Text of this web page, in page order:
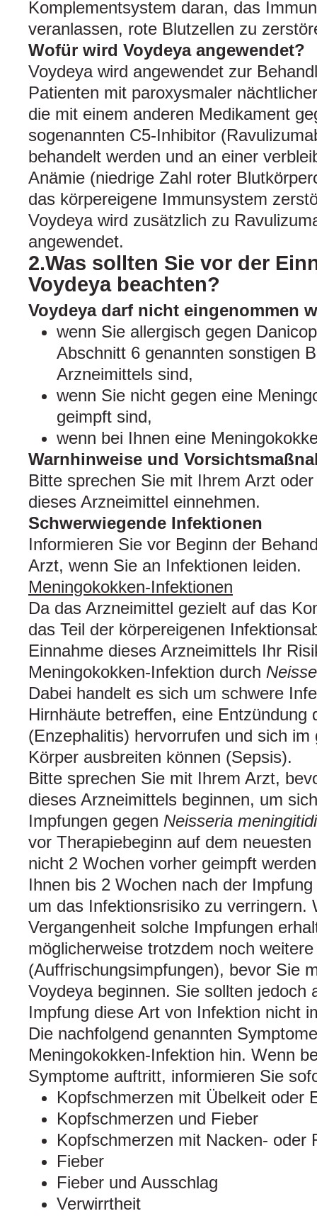
Komplementsystem daran, das
veranlassen, rote Blutzellen zu
Wofür wird Voydeya angewendet?
Voydeya wird angewendet zur
Patienten mit paroxysmaler
die mit einem anderen Medikament
sogenannten C5-Inhibitor
behandelt werden und an einer
Anämie (niedrige Zahl roter
das körpereigene Immunsystem
Voydeya wird zusätzlich zu
angewendet.
2.Was sollten Sie vor der
Voydeya beachten?
Voydeya darf nicht eingenommen
wenn Sie allergisch gegen
Abschnitt 6 genannten sonstigen
Arzneimittels sind,
wenn Sie nicht gegen eine
geimpft sind,
wenn bei Ihnen eine
Warnhinweise und
Bitte sprechen Sie mit Ihrem Arzt
dieses Arzneimittel einnehmen.
Schwerwiegende Infektionen
Informieren Sie vor Beginn der
Arzt, wenn Sie an Infektionen leiden.
Meningokokken-Infektionen
Da das Arzneimittel gezielt auf das
das Teil der körpereigenen
Einnahme dieses Arzneimittels Ihr
Meningokokken-Infektion durch
Dabei handelt es sich um schwere
Hirnhäute betreffen, eine Entzündung
(Enzephalitis) hervorrufen und sich
Körper ausbreiten können (Sepsis).
Bitte sprechen Sie mit Ihrem Arzt,
dieses Arzneimittels beginnen, um
Impfungen gegen Neisseria
vor Therapiebeginn auf dem
nicht 2 Wochen vorher geimpft
Ihnen bis 2 Wochen nach der
um das Infektionsrisiko zu verringern.
Vergangenheit solche Impfungen
möglicherweise trotzdem noch
(Auffrischungsimpfungen), bevor Sie
Voydeya beginnen. Sie sollten jedoch
Impfung diese Art von Infektion nicht
Die nachfolgend genannten
Meningokokken-Infektion hin. Wenn
Symptome auftritt, informieren Sie
Kopfschmerzen mit Übelkeit oder
Kopfschmerzen und Fieber
Kopfschmerzen mit Nacken- oder
Fieber
Fieber und Ausschlag
Verwirrtheit